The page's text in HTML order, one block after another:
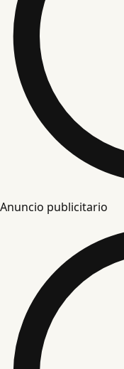
Anuncio publicitario